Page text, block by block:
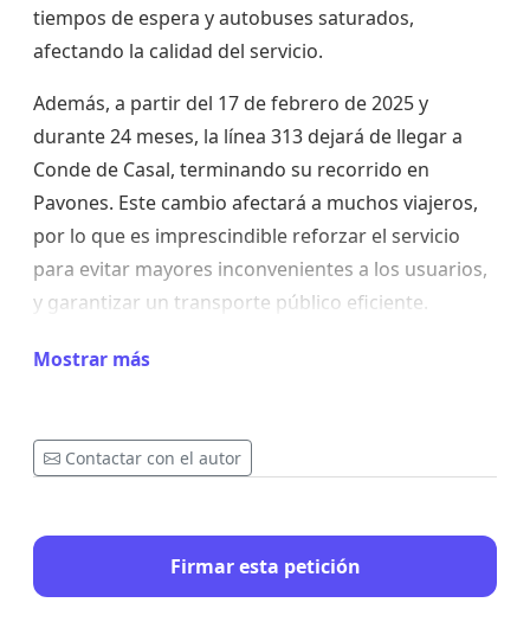
tiempos de espera y autobuses saturados,
afectando la calidad del servicio.
Además, a partir del 17 de febrero de 2025 y
durante 24 meses, la línea 313 dejará de llegar a
Conde de Casal, terminando su recorrido en
Pavones. Este cambio afectará a muchos viajeros,
por lo que es imprescindible reforzar el servicio
para evitar mayores inconvenientes a los usuarios,
y garantizar un transporte público eficiente.
Por ello, solicitamos:
2. Un refuerzo general del servicio para reducir la
3. Medidas que mitiguen el impacto del cambio de
Mostrar más
Contactar con el autor
Firmar esta petición